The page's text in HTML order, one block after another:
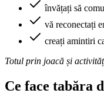
învățați să
vă reconectați
creați amintiri
Totul prin joacă și
Ce face tabăra